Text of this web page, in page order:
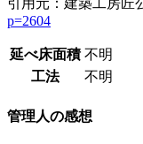
p=2604
延べ床面積 不明
工法
不明
管理人の感想